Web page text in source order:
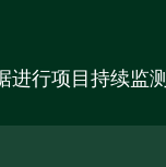
进行项目持续监测